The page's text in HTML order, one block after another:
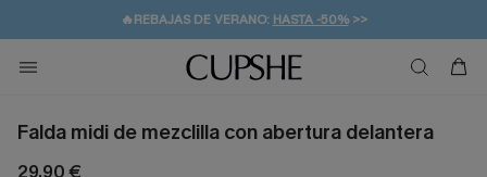
👒PROMOCIÓN DE VERANO:-10% EN 2 VESTIDOS
💌¡SUSCRIBIRSE & GANAR -10% EXTRA!
🚚ENVÍO GRATUITO A PARTIR DE 49 € >>
Falda midi de mezclilla con abertura delantera
29,90 €